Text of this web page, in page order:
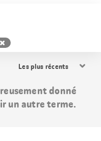
les
donné
un autre terme.